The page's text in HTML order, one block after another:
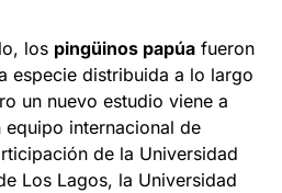
los pingüinos papúa fueron
especie distribuida a lo largo
un nuevo estudio viene a
internacional de
de la Universidad
Los Lagos, la Universidad